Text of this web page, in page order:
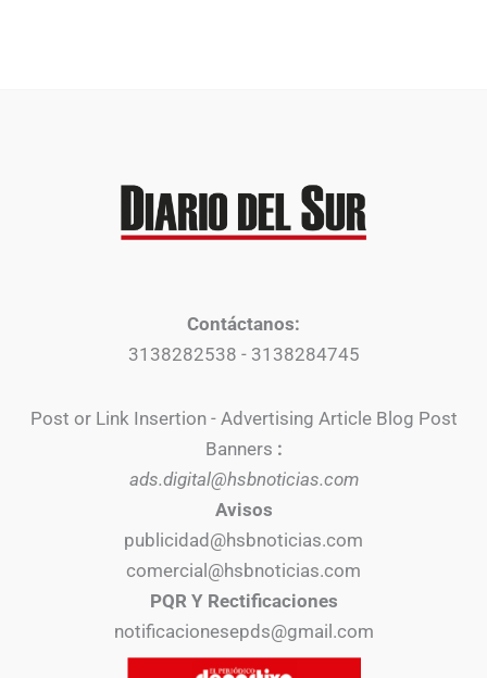
Contáctanos:
3138282538 - 3138284745
Post or Link Insertion - Advertising Article Blog Post
Banners :
ads.digital@hsbnoticias.com
Avisos
publicidad@hsbnoticias.com
comercial@hsbnoticias.com
PQR Y Rectificaciones
notificacionesepds@gmail.com